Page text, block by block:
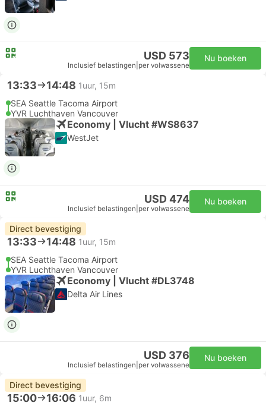
USD 573
Inclusief belastingen per volwassene
Nu boeken
13:33 14:48 1uur, 15m
SEA Seattle Tacoma Airport
YVR Luchthaven Vancouver
Economy | Vlucht #WS8637
WestJet
USD 474
Inclusief belastingen per volwassene
Nu boeken
Direct bevestiging
13:33 14:48 1uur, 15m
SEA Seattle Tacoma Airport
YVR Luchthaven Vancouver
Economy | Vlucht #DL3748
Delta Air Lines
USD 376
Inclusief belastingen per volwassene
Nu boeken
Direct bevestiging
15:00 16:06 1uur, 6m